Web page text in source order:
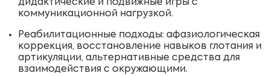
дидактические и подвижные игры с
коммуникационной нагрузкой.
Реабилитационные подходы: афазиологическая
коррекция, восстановление навыков глотания и
артикуляции, альтернативные средства для
взаимодействия с окружающими.